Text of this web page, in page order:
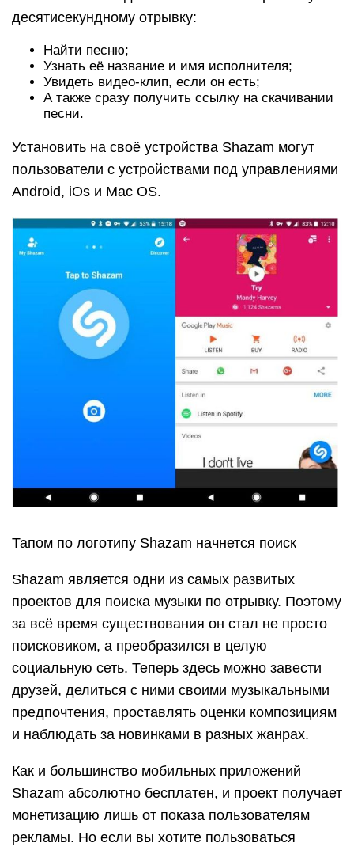
десятисекундному отрывку:
Найти песню;
Узнать её название и имя исполнителя;
Увидеть видео-клип, если он есть;
А также сразу получить ссылку на скачивании
песни.
Установить на своё устройства Shazam могут
пользователи с устройствами под управлениями
Android, iOs и Mac OS.
Тапом по логотипу Shazam начнется поиск
Shazam является одни из самых развитых
проектов для поиска музыки по отрывку. Поэтому
за всё время существования он стал не просто
поисковиком, а преобразился в целую
социальную сеть. Теперь здесь можно завести
друзей, делиться с ними своими музыкальными
предпочтения, проставлять оценки композициям
и наблюдать за новинками в разных жанрах.
Как и большинство мобильных приложений
Shazam абсолютно бесплатен, и проект получает
монетизацию лишь от показа пользователям
рекламы. Но если вы хотите пользоваться